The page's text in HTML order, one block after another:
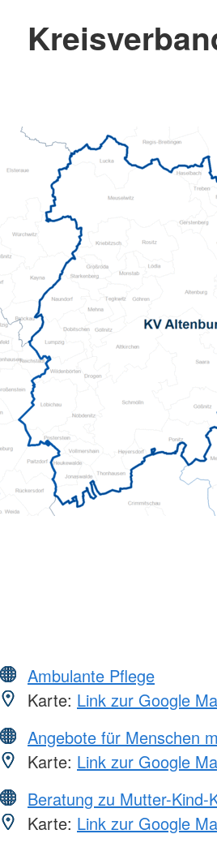
Ambulante Pflege
Karte: Link zur Google
Angebote für Menschen
Karte: Link zur Google
Beratung zu Mutter-Kind-
Karte: Link zur Google